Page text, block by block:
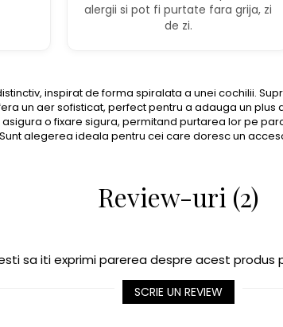
alergii si pot fi purtate fara grija, zi
de zi.
inspirat de forma spiralata a unei cochilii.
un aer sofisticat, perfect pentru a adauga un
o fixare sigura, permitand purtarea lor pe
alegerea ideala pentru cei care doresc un
Review-uri (2)
sa iti exprimi parerea despre acest produs
SCRIE UN REVIEW